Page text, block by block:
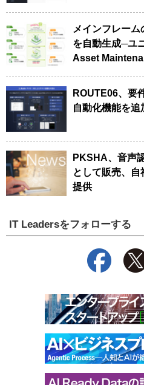
メインフレー
を自動生成─ユ
Asset
ROUTE06、要
自動化機能を追
PKSHA、音声
として販売、
提供
IT Leadersをフォローする